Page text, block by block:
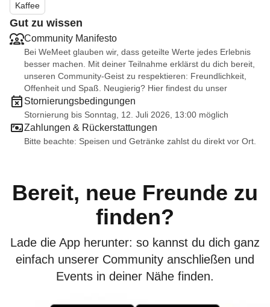
Kaffee
Gut zu wissen
Community Manifesto
Bei WeMeet glauben wir, dass geteilte Werte jedes Erlebnis
besser machen. Mit deiner Teilnahme erklärst du dich bereit,
unseren Community-Geist zu respektieren: Freundlichkeit,
Offenheit und Spaß. Neugierig? Hier findest du unser
Stornierungsbedingungen
Stornierung bis Sonntag, 12. Juli 2026, 13:00 möglich
Zahlungen & Rückerstattungen
Bitte beachte: Speisen und Getränke zahlst du direkt vor Ort.
Bereit, neue Freunde zu
finden?
Lade die App herunter: so kannst du dich ganz
einfach unserer Community anschließen und
Events in deiner Nähe finden.